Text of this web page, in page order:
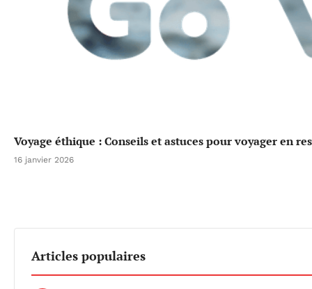
Voyage éthique : Conseils et astuces pour voyager en
16 janvier 2026
Articles populaires